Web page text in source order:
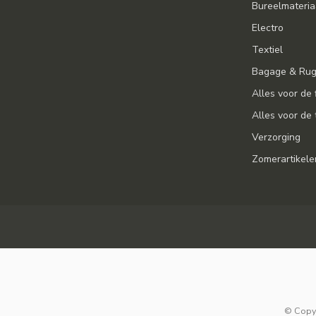
Electro
Textiel
Bagage &
Alles voor de
Alles voor de
Verzorging
©